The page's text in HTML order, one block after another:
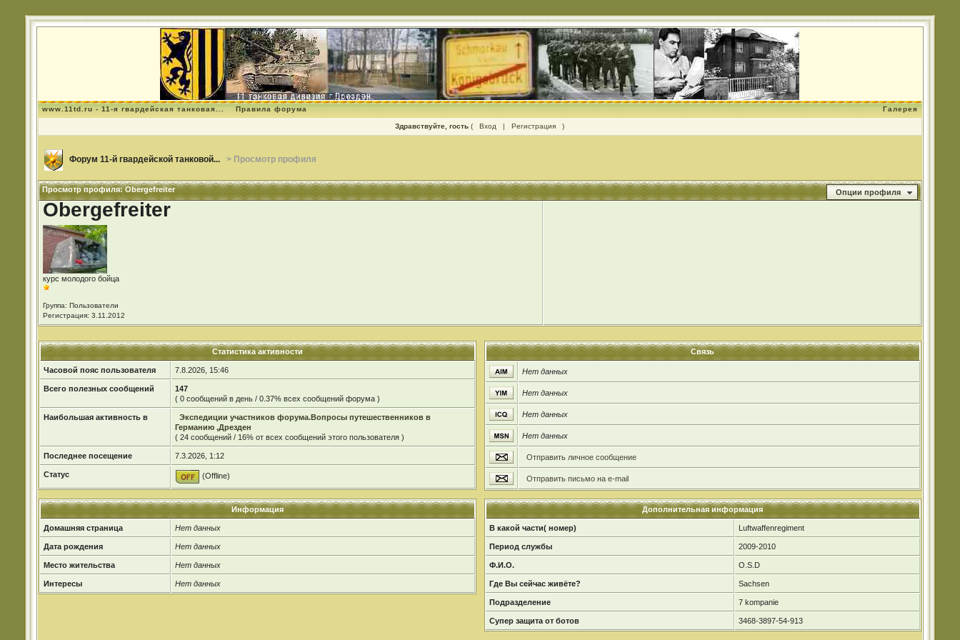
www.11td.ru - 11-я гвардейская танковая... Правила форума Галерея
Здравствуйте, гость ( Вход | Регистрация )
Форум 11-й гвардейской танковой... > Просмотр профиля
Опции профиля
Просмотр профиля: Obergefreiter
Obergefreiter
курс молодого бойца
Группа: Пользователи
Регистрация: 3.11.2012
Статистика активности
Часовой пояс пользователя 7.8.2026, 15:46
Всего полезных сообщений
147
( 0 сообщений в день / 0.37% всех сообщений форума )
Наибольшая активность в
Экспедиции участников форума.Вопросы путешественников в
Германию ,Дрезден
( 24 сообщений / 16% от всех сообщений этого пользователя )
Последнее посещение 7.3.2026, 1:12
Статус (Offline)
Связь
Нет данных
Нет данных
Нет данных
Нет данных
Отправить личное сообщение
Отправить письмо на e-mail
Информация
Домашняя страница Нет данных
Дата рождения Нет данных
Место жительства Нет данных
Интересы Нет данных
Дополнительная информация
В какой части( номер) Luftwaffenregiment
Период службы 2009-2010
Ф.И.О. O.S.D
Где Вы сейчас живёте? Sachsen
Подразделение 7 kompanie
Супер защита от ботов 3468-3897-54-913